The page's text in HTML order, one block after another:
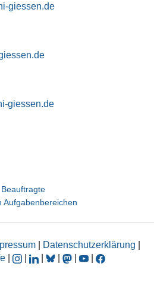
giessen.de
Beauftragte
Aufgabenbereichen
Datenschutzerklärung